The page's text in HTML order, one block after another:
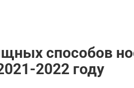
способов
2022 году